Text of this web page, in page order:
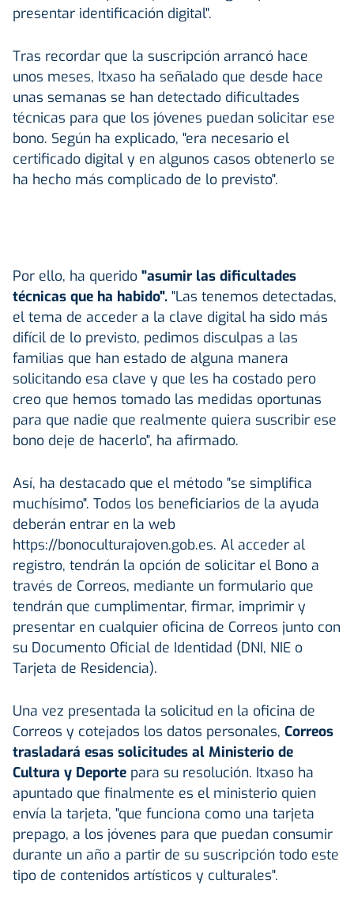
presentar identificación digital".
Tras recordar que la suscripción arrancó hace
unos meses, Itxaso ha señalado que desde hace
unas semanas se han detectado dificultades
técnicas para que los jóvenes puedan solicitar ese
bono. Según ha explicado, "era necesario el
certificado digital y en algunos casos obtenerlo se
ha hecho más complicado de lo previsto".
Por ello, ha querido "asumir las dificultades
técnicas que ha habido". "Las tenemos detectadas,
el tema de acceder a la clave digital ha sido más
difícil de lo previsto, pedimos disculpas a las
familias que han estado de alguna manera
solicitando esa clave y que les ha costado pero
creo que hemos tomado las medidas oportunas
para que nadie que realmente quiera suscribir ese
bono deje de hacerlo", ha afirmado.
Así, ha destacado que el método "se simplifica
muchísimo". Todos los beneficiarios de la ayuda
deberán entrar en la web
https://bonoculturajoven.gob.es. Al acceder al
registro, tendrán la opción de solicitar el Bono a
través de Correos, mediante un formulario que
tendrán que cumplimentar, firmar, imprimir y
presentar en cualquier oficina de Correos junto con
su Documento Oficial de Identidad (DNI, NIE o
Tarjeta de Residencia).
Una vez presentada la solicitud en la oficina de
Correos y cotejados los datos personales, Correos
trasladará esas solicitudes al Ministerio de
Cultura y Deporte para su resolución. Itxaso ha
apuntado que finalmente es el ministerio quien
envía la tarjeta, "que funciona como una tarjeta
prepago, a los jóvenes para que puedan consumir
durante un año a partir de su suscripción todo este
tipo de contenidos artísticos y culturales".